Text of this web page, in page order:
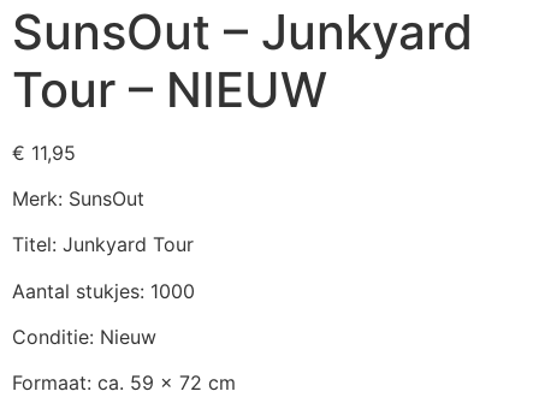
SunsOut – Junkyard
Tour – NIEUW
€ 11,95
Merk: SunsOut
Titel: Junkyard Tour
Aantal stukjes: 1000
Conditie: Nieuw
Formaat: ca. 59 x 72 cm